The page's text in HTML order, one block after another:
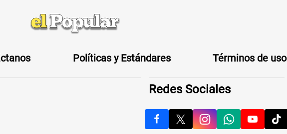
Políticas y Estándares Términos de uso
Redes Sociales